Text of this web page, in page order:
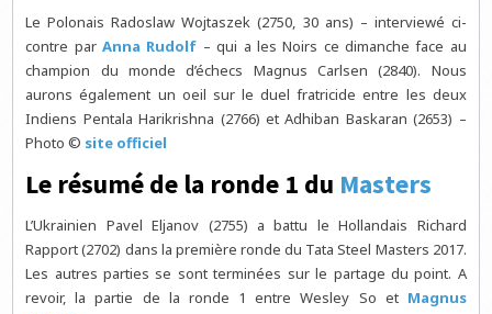
Le Polonais Radoslaw Wojtaszek (2750, 30 ans) – interviewé ci-
contre par Anna Rudolf – qui a les Noirs ce dimanche face au
champion du monde d’échecs Magnus Carlsen (2840). Nous
aurons également un oeil sur le duel fratricide entre les deux
Indiens Pentala Harikrishna (2766) et Adhiban Baskaran (2653) –
Photo © site officiel
Le résumé de la ronde 1 du Masters
L’Ukrainien Pavel Eljanov (2755) a battu le Hollandais Richard
Rapport (2702) dans la première ronde du Tata Steel Masters 2017.
Les autres parties se sont terminées sur le partage du point. A
revoir, la partie de la ronde 1 entre Wesley So et Magnus